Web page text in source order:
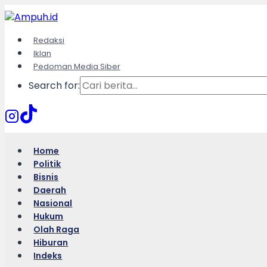
Skip
to
contentRedaksi
Iklan
Pedoman Media Siber
Search for:
Home
Politik
Bisnis
Daerah
Nasional
Hukum
Olah Raga
Hiburan
Indeks